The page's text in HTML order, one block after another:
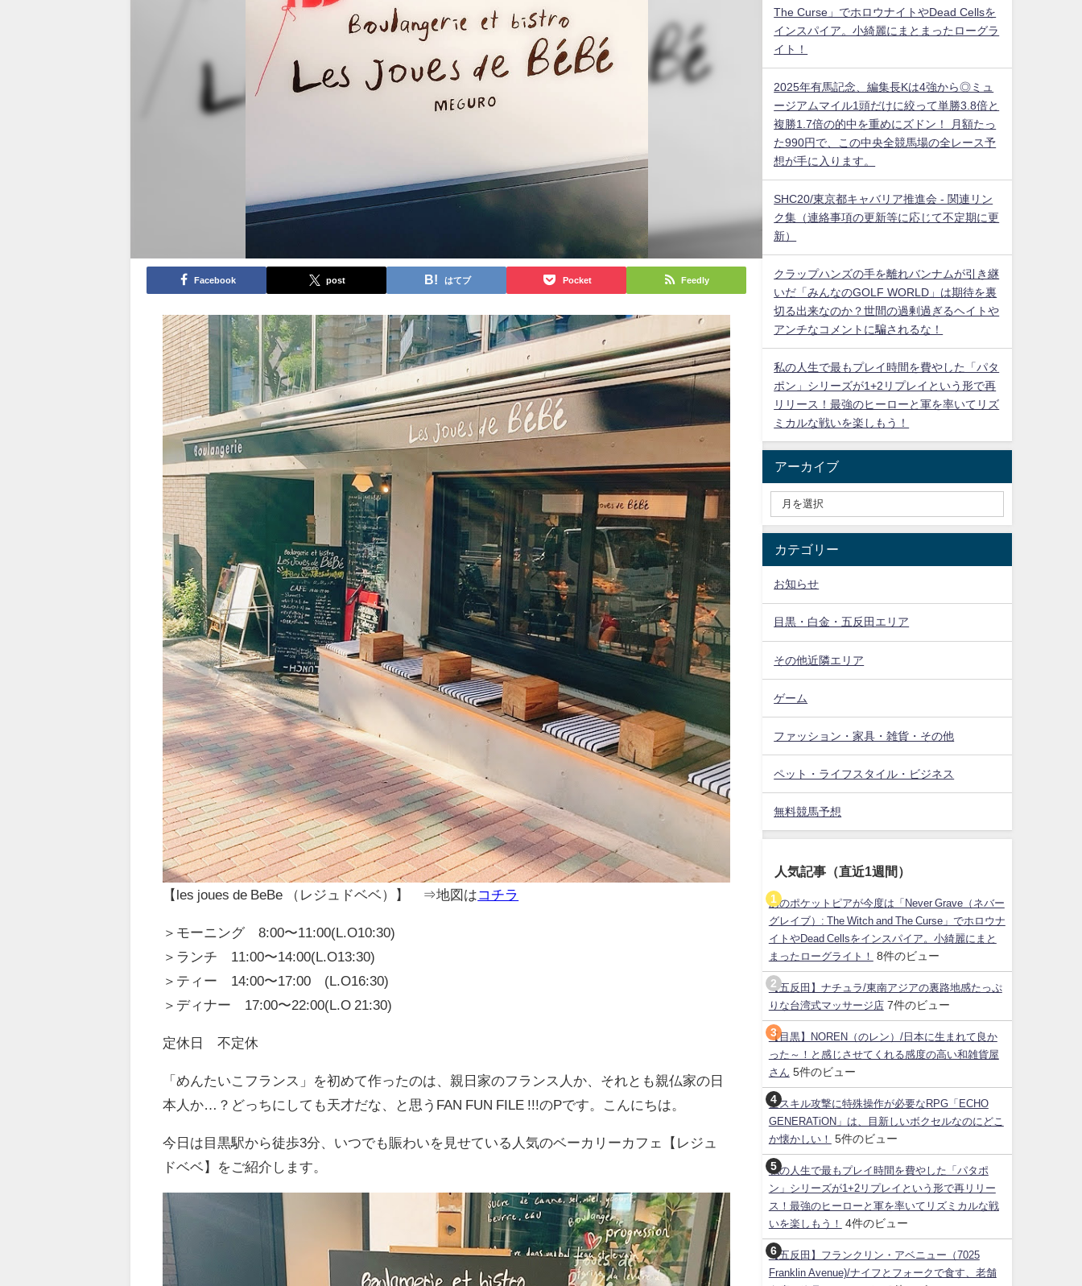
Facebook post はてブ Pocket Feedly
【les joues de BeBe （レジュドベベ）】 ⇒地図はコチラ
＞モーニング 8:00〜11:00(L.O10:30)
＞ランチ 11:00〜14:00(L.O13:30)
＞ティー 14:00〜17:00 (L.O16:30)
＞ディナー 17:00〜22:00(L.O 21:30)
定休日 不定休
「めんたいこフランス」を初めて作ったのは、親日家のフランス人か、それとも親仏家の日
本人か…？どっちにしても天才だな、と思うFAN FUN FILE !!!のPです。こんにちは。
今日は目黒駅から徒歩3分、いつでも賑わいを見せている人気のベーカリーカフェ【レジュ
ドベベ】をご紹介します。
The Curse」でホロウナイトやDead Cellsを
インスパイア。小綺麗にまとまったローグラ
イト！
2025年有馬記念、編集長Kは4強から◎ミュ
ージアムマイル1頭だけに絞って単勝3.8倍と
複勝1.7倍の的中を重めにズドン！ 月額たっ
た990円で、この中央全競馬場の全レース予
想が手に入ります。
SHC20/東京都キャバリア推進会 - 関連リン
ク集（連絡事項の更新等に応じて不定期に更
新）
クラップハンズの手を離れバンナムが引き継
いだ「みんなのGOLF WORLD」は期待を裏
切る出来なのか？世間の過剰過ぎるヘイトや
アンチなコメントに騙されるな！
私の人生で最もプレイ時間を費やした「パタ
ポン」シリーズが1+2リプレイという形で再
リリース！最強のヒーローと軍を率いてリズ
ミカルな戦いを楽しもう！
アーカイブ
カテゴリー
お知らせ
目黒・白金・五反田エリア
その他近隣エリア
ゲーム
ファッション・家具・雑貨・その他
ペット・ライフスタイル・ビジネス
無料競馬予想
人気記事（直近1週間）
あのポケットピアが今度は「Never Grave（ネバー
グレイブ）: The Witch and The Curse」でホロウナ
イトやDead Cellsをインスパイア。小綺麗にまと
まったローグライト！
8件のビュー
【五反田】ナチュラ/東南アジアの裏路地感たっぷ
りな台湾式マッサージ店 7件のビュー
【目黒】NOREN（のレン）/日本に生まれて良か
った～！と感じさせてくれる感度の高い和雑貨屋
さん 5件のビュー
全スキル攻撃に特殊操作が必要なRPG「ECHO
GENERATiON」は、目新しいボクセルなのにどこ
か懐かしい！
5件のビュー
私の人生で最もプレイ時間を費やした「パタポ
ン」シリーズが1+2リプレイという形で再リリー
ス！最強のヒーローと軍を率いてリズミカルな戦
いを楽しもう！
4件のビュー
【五反田】フランクリン・アベニュー（7025
Franklin Avenue)/ナイフとフォークで食す、老舗